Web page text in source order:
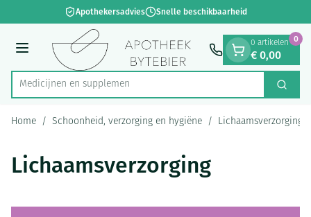
Ga naar de inhoudApothekersadvies Snelle beschikbaarheid
Menu
Product, merk, categorie...
Medi Zoek
0 artikelen
€ 0,00
0
Home / Schoonheid, verzorging en hygiëne / Lichaamsverzorging
Lichaamsverzorging